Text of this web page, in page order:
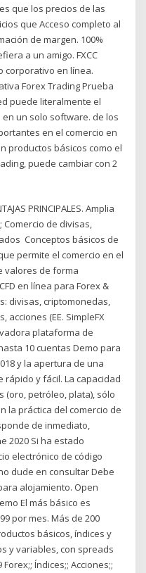
que los precios de las
que Acceso completo al
de margen. 100%
a un amigo. FXCC
corporativo en línea.
Forex Trading Prueba
puede literalmente el
en un solo software. de los
en el comercio en
productos básicos como el
puede cambiar con 2
PRINCIPALES. Amplia
de divisas,
Conceptos básicos de
permite el comercio en el
valores de forma
en línea para Forex &
divisas, criptomonedas,
acciones (EE. SimpleFX
plataforma de
10 cuentas Demo para
y la apertura de una
y fácil. La capacidad
(oro, petróleo, plata), sólo
la práctica del comercio de
de inmediato,
2020 Si ha estado
electrónico de código
dude en consultar Debe
alojamiento. Open
El más básico es
por mes. Más de 200
básicos, índices y
y variables, con spreads
Índices;; Acciones;;